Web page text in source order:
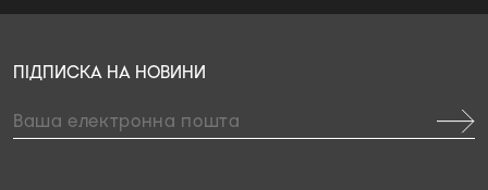
ПІДПИСКА НА НОВИНИ